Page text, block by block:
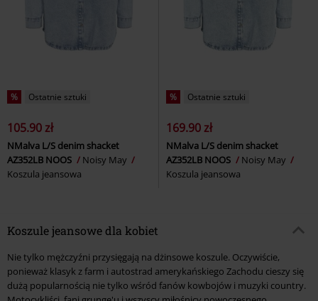
% Ostatnie sztuki
105.90 zł
NMalva L/S denim shacket
AZ352LB NOOS
Noisy May
Koszula jeansowa
% Ostatnie sztuki
169.90 zł
NMalva L/S denim shacket
AZ352LB NOOS
Noisy May
Koszula jeansowa
Koszule jeansowe dla kobiet
Nie tylko mężczyźni przysięgają na dżinsowe koszule. Oczywiście,
ponieważ klasyk z farm i autostrad amerykańskiego Zachodu cieszy się
dużą popularnością nie tylko wśród fanów kowbojów i muzyki country.